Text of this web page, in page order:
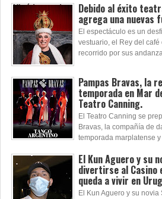
Debido al éxito
agrega una nuevas
El espectáculo es un
vestuario, el Rey del
recorrido por sus
Pampas Bravas, la
temporada en Mar
Teatro Canning.
El Teatro Canning se
Bravas, la compañía de
temporada marplatense y
El Kun Aguero y su
divertirse al Casino
queda a vivir en
El Kun Aguero y su